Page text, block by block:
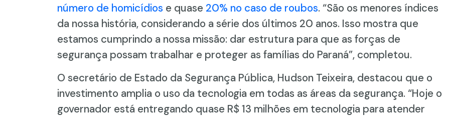
número de homicídios e quase 20% no caso de roubos. “São os menores índices
da nossa história, considerando a série dos últimos 20 anos. Isso mostra que
estamos cumprindo a nossa missão: dar estrutura para que as forças de
segurança possam trabalhar e proteger as famílias do Paraná”, completou.
O secretário de Estado da Segurança Pública, Hudson Teixeira, destacou que o
investimento amplia o uso da tecnologia em todas as áreas da segurança. “Hoje o
governador está entregando quase R$ 13 milhões em tecnologia para atender